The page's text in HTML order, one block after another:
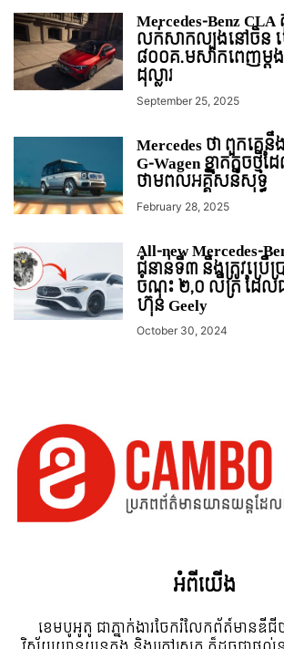
Mercedes-Benz CLA
លក់សាកល្បងនៅចិន ប
៨០០គ.មសាកពេញម្តង
ដុល្លារ
September 25, 2025
Mercedes ថា ពួកគេ
G-Wagen ខ្នាតតូចថ្មី
ថាមពលអគ្គិសនីសុទ្ធ
February 28, 2025
All-new Mercedes-
ជំនាន់ទី៣ នឹងត្រូវប្រើ
ចំណុះ ២,០ លីត្រ ដែ
ហ៊ុន Geely
October 30, 2024
អំពី​យើង
ខេមបូអូតូ ជាភ្នាក់ងារចែករំលែកព័ត៍មាន